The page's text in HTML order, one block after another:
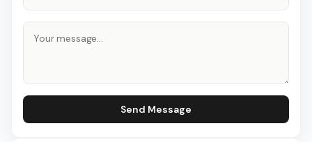
Send Message